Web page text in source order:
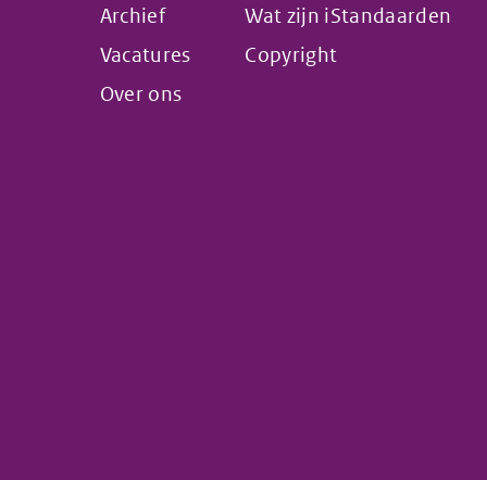
Archief
Vacatures
Over ons
Wat zijn iStandaarden
Copyright